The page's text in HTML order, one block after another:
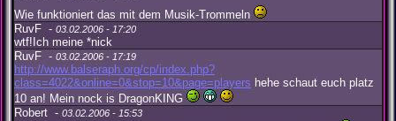
Wie funktioniert das mit dem Musik-Trommeln
RuvF - 03.02.2006 - 17:20
wtf!Ich meine *nick
RuvF - 03.02.2006 - 17:19
http://www.balseraph.org/cp/index.php?
class=4022&online=0&stop=10&page=players hehe schaut euch platz
10 an! Mein nock is DragonKING
Robert - 03.02.2006 - 15:53